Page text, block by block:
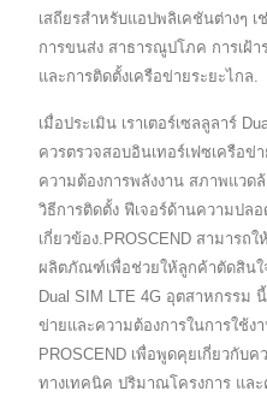
เสถียรสำหรับแอปพลิเคชันต่างๆ
การขนส่ง สาธารณูปโภค การเฝ้า
และการติดตั้งเครือข่ายระยะไกล.
เมื่อประเมิน เราเตอร์เซลลูลาร์
ควรตรวจสอบอินเทอร์เฟซเครือข่
ความต้องการพลังงาน สภาพแวด
วิธีการติดตั้ง ฟีเจอร์ด้านความปล
เกี่ยวข้อง.PROSCEND สามาร
ผลิตภัณฑ์เพื่อช่วยให้ลูกค้าตัดสินใ
Dual SIM LTE 4G อุตสาหกรรม
ข่ายและความต้องการในการใช้ง
PROSCEND เพื่อพูดคุยเกี่ยวกับ
ทางเทคนิค ปริมาณโครงการ แล